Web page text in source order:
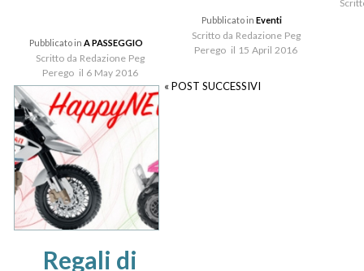
Pubblicato in A PASSEGGIO
Scritto da Redazione Peg
Perego il 6 May 2016
Pubblicato inEventi
Scritto da Redazione Peg
Perego il 15 April 2016
Regali di
« POST SUCCESSIVI